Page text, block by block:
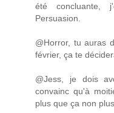
été concluante,
Persuasion.
@Horror, tu auras
février, ça te
@Jess, je dois
convainc qu'à
plus que ça non